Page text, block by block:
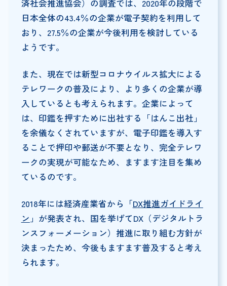
済社会推進協会）の調査では、2020年の段階で
日本全体の43.4％の企業が電子契約を利用して
おり、27.5％の企業が今後利用を検討している
ようです。
また、現在では新型コロナウイルス拡大による
テレワークの普及により、より多くの企業が導
入しているとも考えられます。企業によって
は、印鑑を押すために出社する「はんこ出社」
を余儀なくされていますが、電子印鑑を導入す
ることで押印や郵送が不要となり、完全テレワ
ークの実現が可能なため、ますます注目を集め
ているのです。
2018年には経済産業省から「DX推進ガイドライ
ン 」が発表され、国を挙げてDX（デジタルトラ
ンスフォーメーション）推進に取り組む方針が
決まったため、今後もますます普及すると考え
られます。